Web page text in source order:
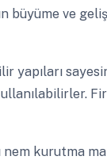
büyüme ve
yapıları
nem kurutma